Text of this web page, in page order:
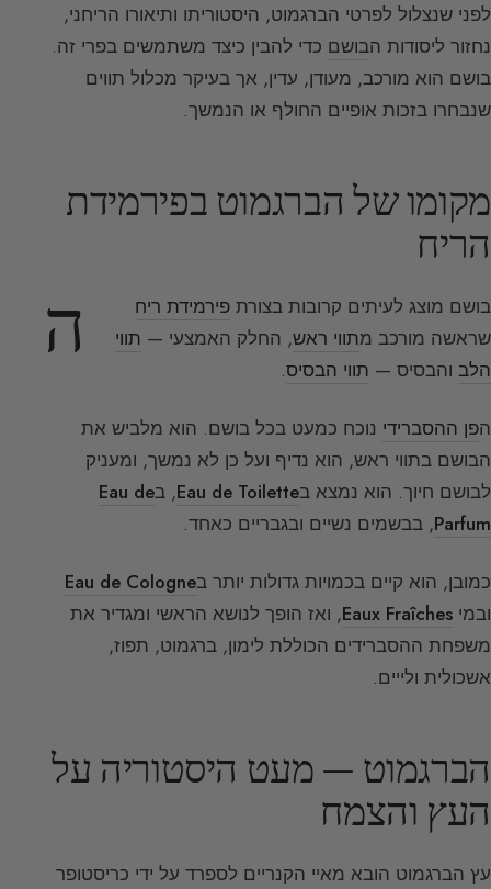
לפני שנצלול לפרטי הברגמוט, היסטוריתו ותיאורו הריחני,
נחזור ליסודות הבושם כדי להבין כיצד משתמשים בפרי זה.
בושם הוא מורכב, מעודן, עדין, אך בעיקר מכלול תווים
שנבחרו בזכות אופיים החולף או הנמשך.
מקומו של הברגמוט בפירמידת
הריח
ה בושם מוצג לעיתים קרובות בצורת פירמידת ריח
שראשה מורכב מתווי ראש, החלק האמצעי — תווי
הלב והבסיס — תווי הבסיס.
הפן ההסברידי נוכח כמעט בכל בושם. הוא מלביש את
הבושם בתווי ראש, הוא נדיף ועל כן לא נמשך, ומעניק
לבושם חיוך. הוא נמצא בEau de Toilette, בEau de
Parfum, בבשמים נשיים ובגבריים כאחד.
כמובן, הוא קיים בכמויות גדולות יותר בEau de Cologne
ובמי Eaux Fraîches, ואז הופך לנושא הראשי ומגדיר את
משפחת ההסברידים הכוללת לימון, ברגמוט, תפוז,
אשכולית ולייים.
הברגמוט — מעט היסטוריה על
העץ והצמח
עץ הברגמוט הובא מאיי הקנריים לספרד על ידי כריסטופר